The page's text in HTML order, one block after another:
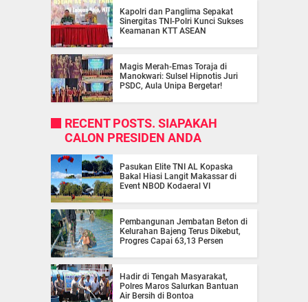
Kapolri dan Panglima Sepakat
Sinergitas TNI-Polri Kunci Sukses
Keamanan KTT ASEAN
Magis Merah-Emas Toraja di
Manokwari: Sulsel Hipnotis Juri
PSDC, Aula Unipa Bergetar!
RECENT POSTS. SIAPAKAH
CALON PRESIDEN ANDA
Pasukan Elite TNI AL Kopaska
Bakal Hiasi Langit Makassar di
Event NBOD Kodaeral VI
Pembangunan Jembatan Beton di
Kelurahan Bajeng Terus Dikebut,
Progres Capai 63,13 Persen
Hadir di Tengah Masyarakat,
Polres Maros Salurkan Bantuan
Air Bersih di Bontoa